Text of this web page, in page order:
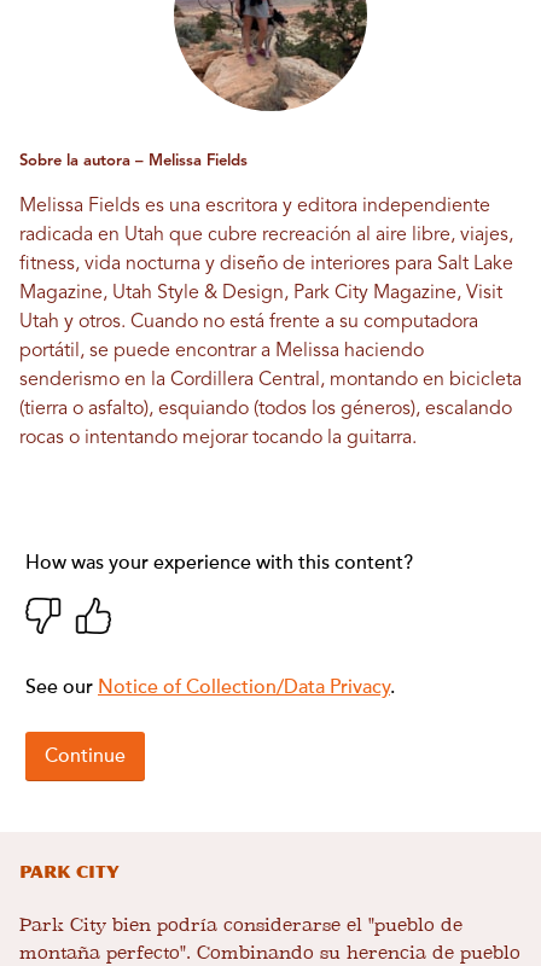
Sobre la autora – Melissa Fields
Melissa Fields es una escritora y editora independiente
radicada en Utah que cubre recreación al aire libre, viajes,
fitness, vida nocturna y diseño de interiores para Salt Lake
Magazine, Utah Style & Design, Park City Magazine, Visit
Utah y otros. Cuando no está frente a su computadora
portátil, se puede encontrar a Melissa haciendo
senderismo en la Cordillera Central, montando en bicicleta
(tierra o asfalto), esquiando (todos los géneros), escalando
rocas o intentando mejorar tocando la guitarra.
Park City
Park City bien podría considerarse el "pueblo de
montaña perfecto". Combinando su herencia de pueblo